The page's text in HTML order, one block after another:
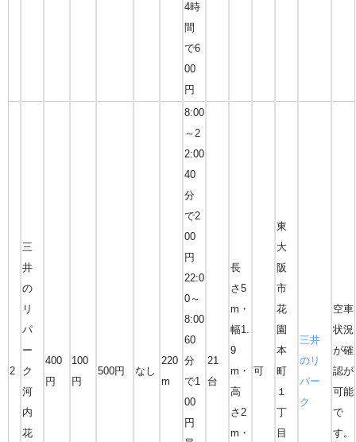
4時
間
で6
00
円
2
三
井
の
リ
パ
ー
ク
河
内
花
400
円
100
円
500円 なし
220
m
8:00
～2
2:00
40
分
で2
00
円
22:0
0～
8:00
60
分
で1
00
円
21
台
長
さ5
m・
幅1.
9
m・
高
さ2
m・
可
東
大
阪
市
花
園
本
町
１
丁
目
三井
のリ
パー
ク
空車
状況
が確
認が
可能
で
す。